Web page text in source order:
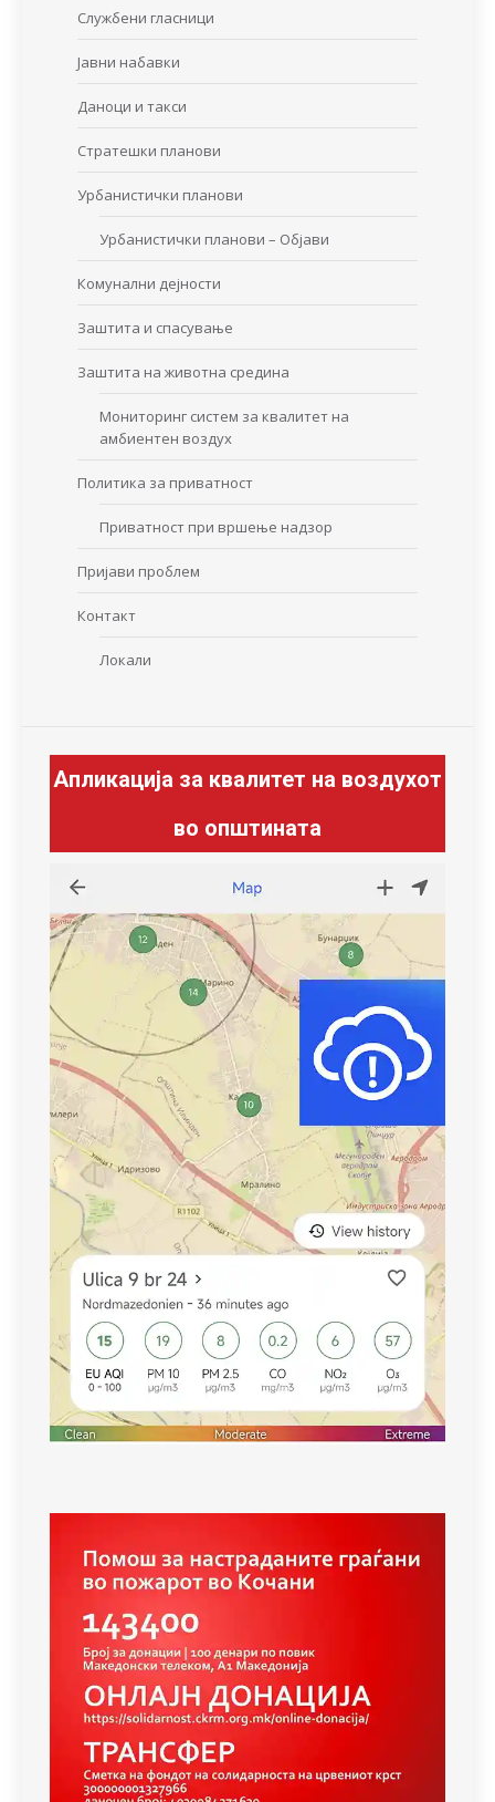
Службени гласници
Јавни набавки
Даноци и такси
Стратешки планови
Урбанистички планови
Урбанистички планови – Објави
Комунални дејности
Заштита и спасување
Заштита на животна средина
Мониторинг систем за квалитет на
амбиентен воздух
Политика за приватност
Приватност при вршење надзор
Пријави проблем
Контакт
Локали
Апликација за квалитет на воздухот
во општината